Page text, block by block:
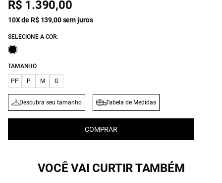
R$ 1.390,00
10X de R$ 139,00 sem juros
SELECIONE A COR:
TAMANHO
PP P M G
Descubra seu tamanho Tabela de Medidas
COMPRAR
VOCÊ VAI CURTIR TAMBÉM